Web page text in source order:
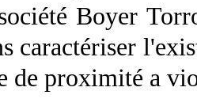
Boyer
caractériser
de proximité a